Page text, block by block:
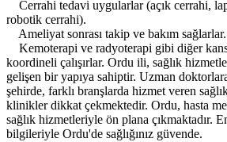
Cerrahi tedavi uygularlar (açık cerrahi,
robotik cerrahi).
Ameliyat sonrası takip ve bakım sağlarlar.
Kemoterapi ve radyoterapi gibi diğer
koordineli çalışırlar. Ordu ili, sağlık
gelişen bir yapıya sahiptir. Uzman doktorlara
şehirde, farklı branşlarda hizmet veren
klinikler dikkat çekmektedir. Ordu, hasta
sağlık hizmetleriyle ön plana çıkmaktadır.
bilgileriyle Ordu'de sağlığınız güvende.